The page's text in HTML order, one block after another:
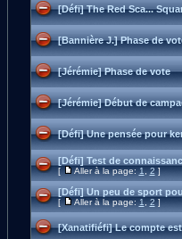
[Défi] The Red Sca...
[Bannière J.] Phase de
[Jérémie] Phase de vote
[Jérémie] Début de
[Défi] Une pensée pour
[Défi] Test de
[ Aller à la page:1,2]
[Défi] Un peu de sport
[ Aller à la page:1,2]
[Xanatifiéfi] Le compte